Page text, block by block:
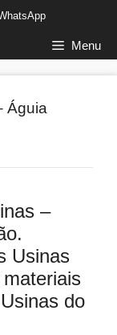
Menu
Águia
–
Usinas
do